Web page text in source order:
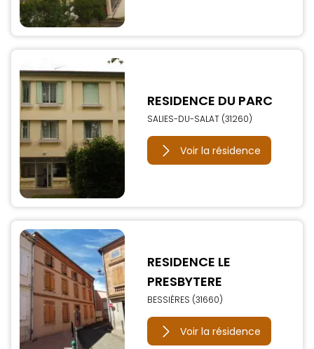
RESIDENCE DU PARC
SALIES-DU-SALAT (31260)
Voir la résidence
RESIDENCE LE
PRESBYTERE
BESSIÈRES (31660)
Voir la résidence